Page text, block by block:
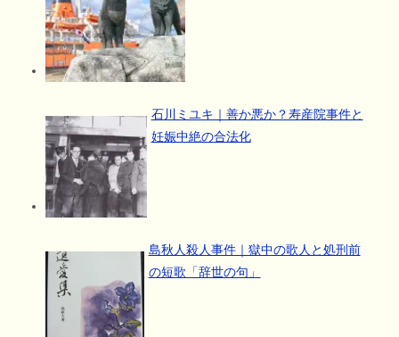
石川ミユキ｜善か悪か？寿産院事件と
妊娠中絶の合法化
島秋人殺人事件｜獄中の歌人と処刑前
の短歌「辞世の句」